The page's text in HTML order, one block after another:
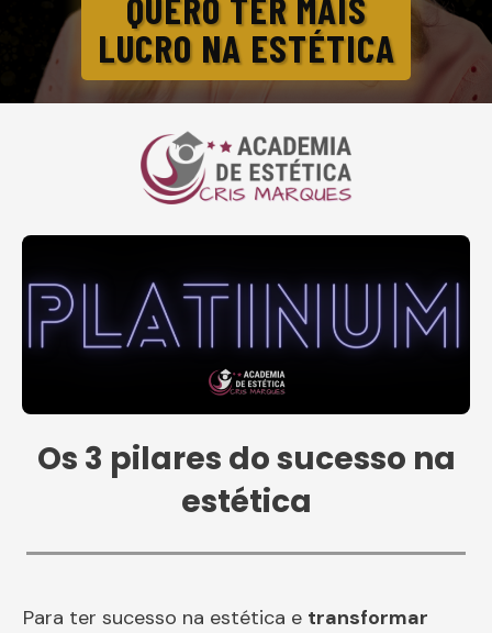
LUCRO NA ESTÉTICA
Os 3 pilares do sucesso na
estética
Para ter sucesso na estética e transformar